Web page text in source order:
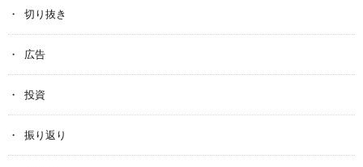
切り抜き
広告
投資
振り返り